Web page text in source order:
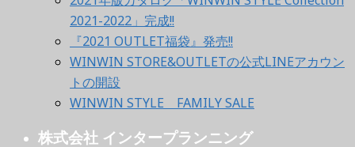
2021-2022」完成!!
『2021 OUTLET福袋』発売!!
WINWIN STORE&OUTLETの公式LINEアカウン
トの開設
WINWIN STYLE FAMILY SALE
株式会社 インタープランニング